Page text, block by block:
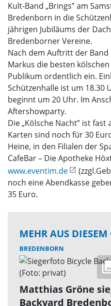
Kult-Band „Brings” am
Bredenborn in die
jährigen Jubiläums der
Bredenborner Vereine.
Nach dem Auftritt der Band
Markus die besten
Publikum ordentlich ein.
Schützenhalle ist um 18.30
beginnt um 20 Uhr. Im
Aftershowparty.
Die „Kölsche Nacht” ist
Karten sind noch für 30
Heine, in den Filialen der
CafeBar – Die Apotheke
www.eventim.de
noch eine Abendkasse
35 Euro.
MEHR AUS DIESEM
BREDENBORN
Matthias Gröne
Backyard